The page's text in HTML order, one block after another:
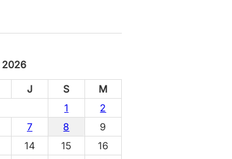
2026
J S
M
1
2
7 8
9
14 15
16